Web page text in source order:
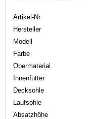
Artikel-Nr.
Hersteller
Modell
Farbe
Obermaterial
Innenfutter
Decksohle
Laufsohle
Absatzhöhe